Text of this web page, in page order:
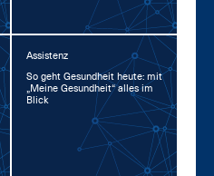
Assistenz
So geht Ge­sund­heit heu­te: mit
„Mei­ne Ge­sund­heit“ al­les im
Blick